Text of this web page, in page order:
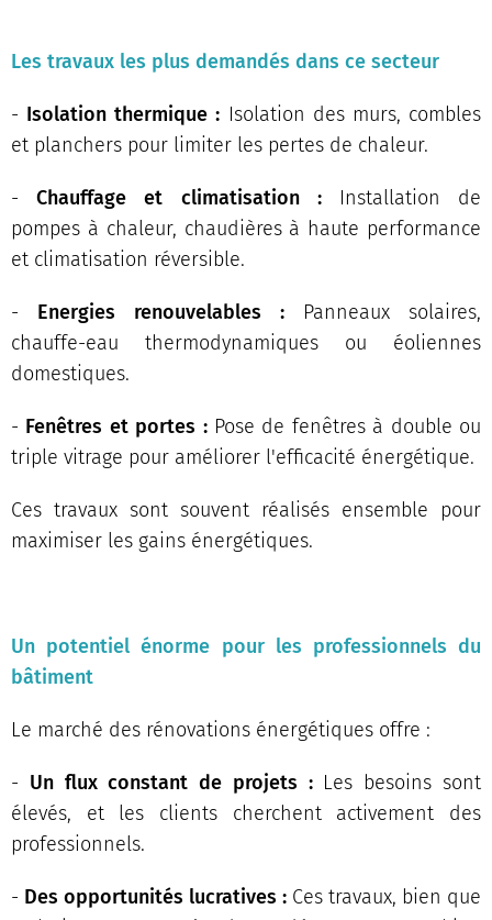
Les travaux les plus demandés dans ce secteur
- Isolation thermique : Isolation des murs, combles
et planchers pour limiter les pertes de chaleur.
-Chauffage et climatisation :Installation de
pompes à chaleur, chaudières à haute performance
et climatisation réversible.
- Energies renouvelables : Panneaux solaires,
chauffe-eau thermodynamiques ou éoliennes
domestiques.
- Fenêtres et portes :Pose de fenêtres à double ou
triple vitrage pour améliorer l'efficacité énergétique.
Ces travaux sont souvent réalisés ensemble pour
maximiser les gains énergétiques.
Un potentiel énorme pour les professionnels du
bâtiment
Le marché des rénovations énergétiques offre :
- Un flux constant de projets :Les besoins sont
élevés, et les clients cherchent activement des
professionnels.
- Des opportunités lucratives : Ces travaux, bien que